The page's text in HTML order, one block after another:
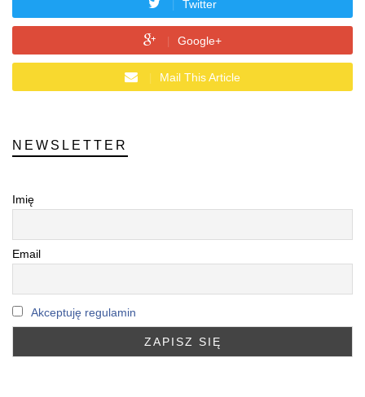
Twitter
Google+
Mail This Article
NEWSLETTER
Imię
Email
Akceptuję regulamin